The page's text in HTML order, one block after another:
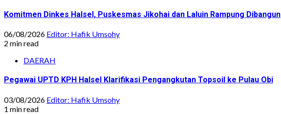
Komitmen Dinkes Halsel, Puskesmas Jikohai dan Laluin Rampung Dibangun
06/08/2026 Editor: Hafik Umsohy
2 min read
DAERAH
Pegawai UPTD KPH Halsel Klarifikasi Pengangkutan Topsoil ke Pulau Obi
03/08/2026 Editor: Hafik Umsohy
1 min read